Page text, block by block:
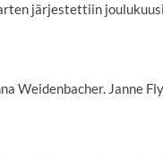
järjestettiin
Weidenbacher. Janne